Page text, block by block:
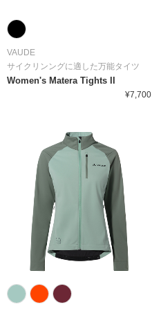
VAUDE
サイクリンングに適した万能タイツ
Women's Matera Tights II
¥7,700